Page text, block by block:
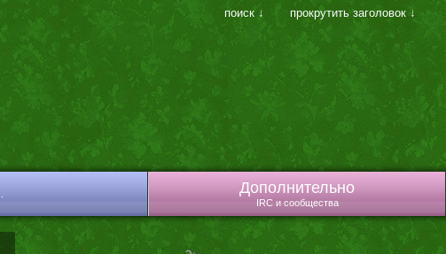
Дополнительно
IRC и сообщества
поиск ↓ прокрутить заголовок ↓